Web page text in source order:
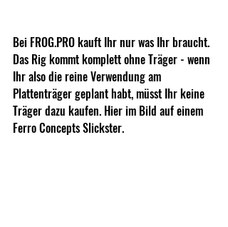
Bei FROG.PRO kauft Ihr nur was Ihr braucht.
Das Rig kommt komplett ohne Träger - wenn
Ihr also die reine Verwendung am
Plattenträger geplant habt, müsst Ihr keine
Träger dazu kaufen. Hier im Bild auf einem
Ferro Concepts Slickster.